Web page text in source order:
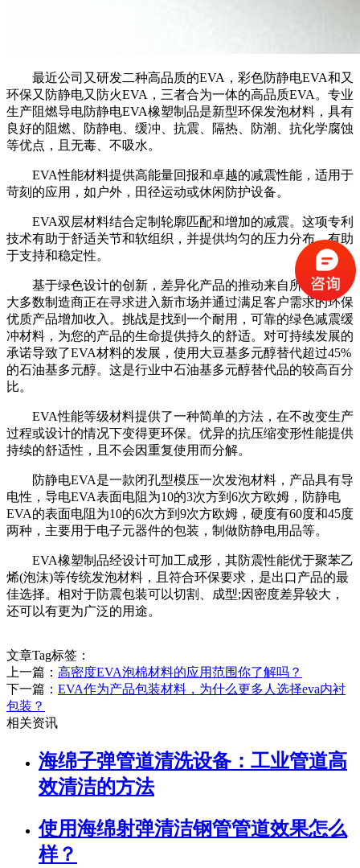
最近公司又研发二种高品质的EVA，彩色防静电EVA和又
环保又防静电又防火EVA，三者合为一体的高品质EVA。专业
生产阻燃导电防静电EVA橡塑制品是新型环保发泡材料，具有
良好的阻燃、防静电、缓冲、抗震、隔热、防潮、抗化学腐蚀
等优点，且无毒、不吸水。
EVA性能材料提供高能量回报和卓越的减震性能，适用于
苛刻的应用，如户外，田径运动或休闲防护设备。
EVA双层材料结合定制轮廓匹配和增加的减震。这项专利
技术有助于舒适关节和软组织，并提供均匀的压力分布，有助
于支持和稳定性。
基于绿色设计的创新，差异化产品的推动来自所有方面。
大多数制造商正在寻求进入新市场并通过满足客户需求的环保
优质产品增加收入。挑战是找到一个耐用，可靠的绿色减震缓
冲材料，为您的产品的生命提供持久的舒适。对可持续发展的
承诺导致了EVA材料的发展，使用大豆基多元醇替代超过45%
的石油基多元醇。这是行业中石油基多元醇替代品的较高百分
比。
EVA性能等级材料提供了一种简单的方法，在不改变生产
过程或设计的情况下变得更环保。优异的抗压缩变形性能提供
持续的舒适性，且不会因重复使用而分解。
防静电EVA是一款闭孔型模压一次发泡材料，产品具有导
电性，导电EVA表面电阻为10的3次方到6次方欧姆，防静电
EVA的表面电阻为10的6次方到9次方欧姆，硬度有60度和45度
两种，主要用于电子元器件的包装，制做防静电用品等。
EVA橡塑制品经设计可加工成形，其防震性能优于聚苯乙
烯(泡沫)等传统发泡材料，且符合环保要求，是出口产品的最
佳选择。相对于防震包装可以切割、成型;因密度差异较大，
还可以有更为广泛的用途。
文章Tag标签：
上一篇： 高密度EVA泡棉材料的应用范围你了解吗？
下一篇： EVA作为产品包装材料，为什么更多人选择eva内衬
包装？
相关资讯
海绵子弹管道清洗设备：工业管道高
效清洁的方法
使用海绵射弹清洁钢管管道效果怎么
样？